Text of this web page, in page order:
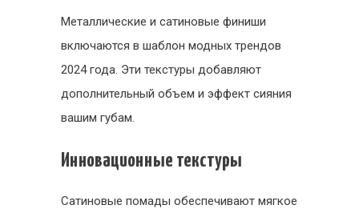
Металлические и сатиновые финиши
включаются в шаблон модных трендов
2024 года. Эти текстуры добавляют
дополнительный объем и эффект сияния
вашим губам.
Инновационные текстуры
Сатиновые помады обеспечивают мягкое